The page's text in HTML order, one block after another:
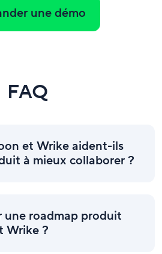
une démo
FAQ
et Wrike aident-ils
à mieux collaborer ?
une roadmap produit
Wrike ?